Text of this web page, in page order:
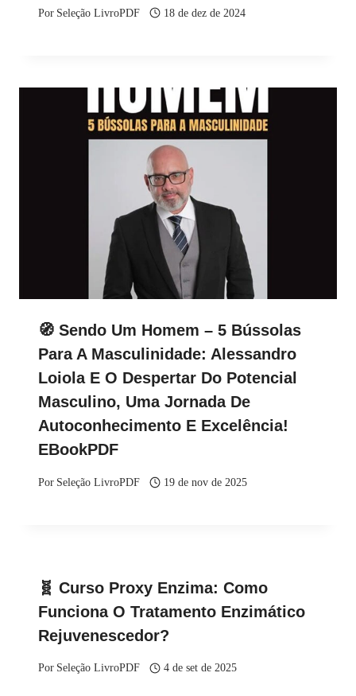
Por Seleção LivroPDF 18 de dez de 2024
🧭 Sendo Um Homem – 5 Bússolas
Para A Masculinidade: Alessandro
Loiola E O Despertar Do Potencial
Masculino, Uma Jornada De
Autoconhecimento E Excelência!
EBookPDF
Por Seleção LivroPDF 19 de nov de 2025
🧬 Curso Proxy Enzima: Como
Funciona O Tratamento Enzimático
Rejuvenescedor?
Por Seleção LivroPDF 4 de set de 2025